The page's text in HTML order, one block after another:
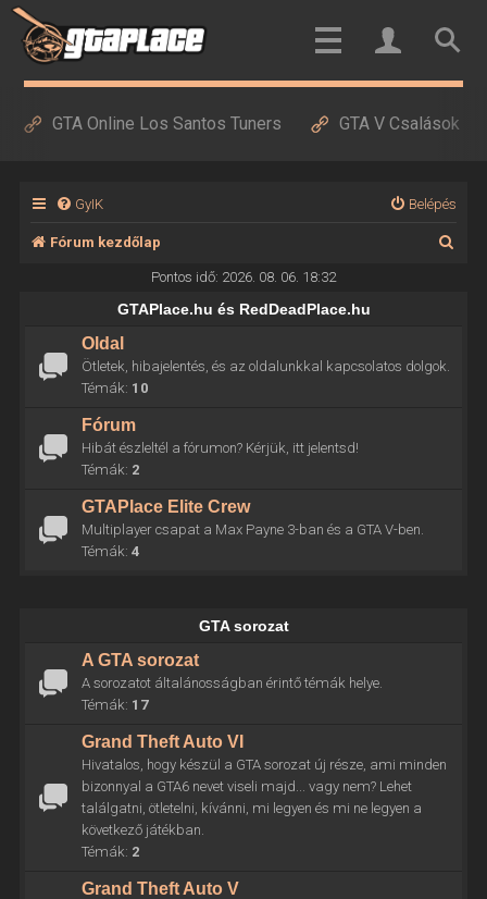
GTA Online Los Santos Tuners GTA V Csalások
GyIK Belépés
Fórum kezdőlap
Pontos idő: 2026. 08. 06. 18:32
GTAPlace.hu és RedDeadPlace.hu
Oldal
Ötletek, hibajelentés, és az oldalunkkal kapcsolatos dolgok.
Témák: 10
Fórum
Hibát észleltél a fórumon? Kérjük, itt jelentsd!
Témák: 2
GTAPlace Elite Crew
Multiplayer csapat a Max Payne 3-ban és a GTA V-ben.
Témák: 4
GTA sorozat
A GTA sorozat
A sorozatot általánosságban érintő témák helye.
Témák: 17
Grand Theft Auto VI
Hivatalos, hogy készül a GTA sorozat új része, ami minden
bizonnyal a GTA6 nevet viseli majd... vagy nem? Lehet
találgatni, ötletelni, kívánni, mi legyen és mi ne legyen a
következő játékban.
Témák: 2
Grand Theft Auto V